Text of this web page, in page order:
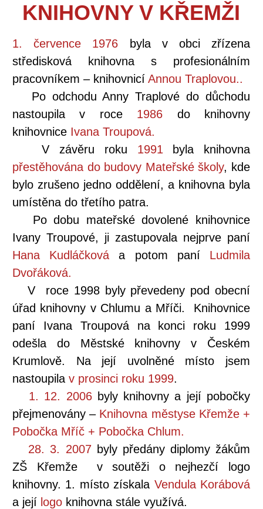
KNIHOVNY V KŘEMŽI
1. července 1976 byla v obci zřízena
středisková knihovna s profesionálním
pracovníkem – knihovnicí Annou Traplovou..
Po odchodu Anny Traplové do důchodu
nastoupila v roce 1986 do knihovny
knihovnice Ivana Troupová.
V závěru roku 1991 byla knihovna
přestěhována do budovy Mateřské školy, kde
bylo zrušeno jedno oddělení, a knihovna byla
umístěna do třetího patra.
Po dobu mateřské dovolené knihovnice
Ivany Troupové, ji zastupovala nejprve paní
Hana Kudláčková a potom paní Ludmila
Dvořáková.
V roce 1998 byly převedeny pod obecní
úřad knihovny v Chlumu a Mříči. Knihovnice
paní Ivana Troupová na konci roku 1999
odešla do Městské knihovny v Českém
Krumlově. Na její uvolněné místo jsem
nastoupila v prosinci roku 1999.
1. 12. 2006byly knihovny a její pobočky
přejmenovány – Knihovna městyse Křemže +
Pobočka Mříč + Pobočka Chlum.
28. 3. 2007byly předány diplomy žákům
ZŠ Křemže v soutěži o nejhezčí logo
knihovny. 1. místo získala Vendula Korábová
a její logo knihovna stále využívá.